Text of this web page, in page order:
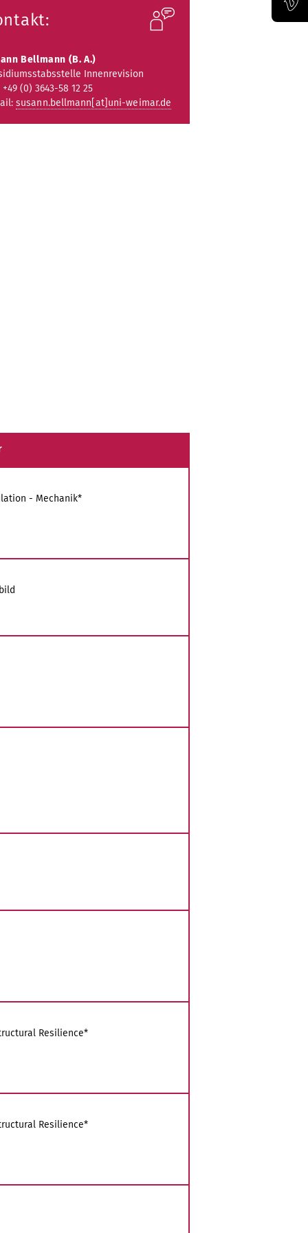
Bellmann (B. A.)
Innenrevision
+49 (0) 3643-58 12 25
susann.bellmann[at]uni-weimar.de
- Mechanik*
Resilience*
Resilience*